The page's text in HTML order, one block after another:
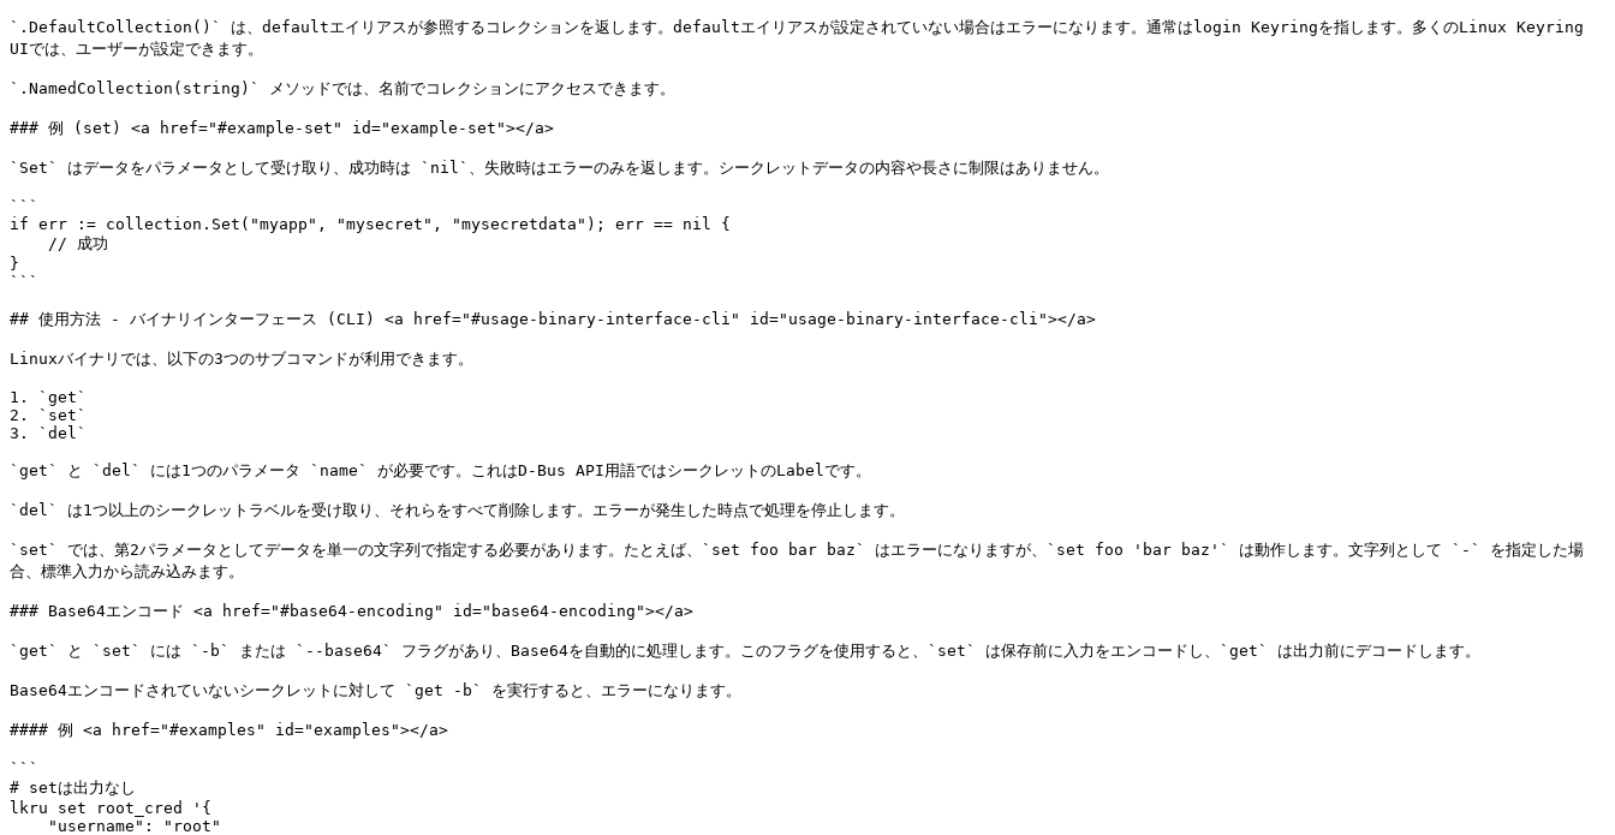
`.DefaultCollection()` は、defaultエイリアスが参照するコレクションを返します。defaultエイリアスが設定されていない場合はエラーになります。通常はlogin Keyringを指します。多くのLinux Keyring
UIでは、ユーザーが設定できます。
`.NamedCollection(string)` メソッドでは、名前でコレクションにアクセスできます。
### 例 (set) <a href="#example-set" id="example-set"></a>
`Set` はデータをパラメータとして受け取り、成功時は `nil`、失敗時はエラーのみを返します。シークレットデータの内容や長さに制限はありません。
```
if err := collection.Set("myapp", "mysecret", "mysecretdata"); err == nil {
}
```
## 使用方法 - バイナリインターフェース (CLI) <a href="#usage-binary-interface-cli" id="usage-binary-interface-cli"></a>
Linuxバイナリでは、以下の3つのサブコマンドが利用できます。
1. `get`
2. `set`
3. `del`
`get` と `del` には1つのパラメータ `name` が必要です。これはD-Bus API用語ではシークレットのLabelです。
`del` は1つ以上のシークレットラベルを受け取り、それらをすべて削除します。エラーが発生した時点で処理を停止します。
`set` では、第2パラメータとしてデータを単一の文字列で指定する必要があります。たとえば、`set foo bar baz` はエラーになりますが、`set foo 'bar baz'` は動作します。文字列として `-` を指定した場
合、標準入力から読み込みます。
### Base64エンコード <a href="#base64-encoding" id="base64-encoding"></a>
`get` と `set` には `-b` または `--base64` フラグがあり、Base64を自動的に処理します。このフラグを使用すると、`set` は保存前に入力をエンコードし、`get` は出力前にデコードします。
Base64エンコードされていないシークレットに対して `get -b` を実行すると、エラーになります。
#### 例 <a href="#examples" id="examples"></a>
```
# setは出力なし
lkru set root_cred '{